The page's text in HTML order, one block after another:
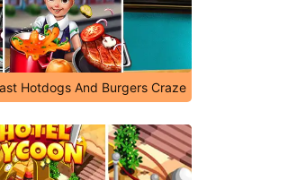
Hotdogs And Burgers Craze